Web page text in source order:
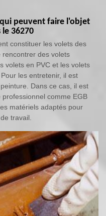
peuvent faire l'objet
36270
constituer les volets des
rencontrer des volets
volets en PVC et les volets
les entretenir, il est
Dans ce cas, il est
comme EGB
matériels adaptés pour
travail.